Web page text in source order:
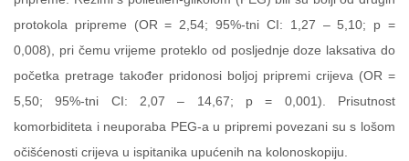
protokola pripreme (OR = 2,54; 95%-tni CI: 1,27 – 5,10; p =
0,008), pri čemu vrijeme proteklo od posljednje doze laksativa do
početka pretrage također pridonosi boljoj pripremi crijeva (OR =
5,50; 95%-tni CI: 2,07 – 14,67; p = 0,001). Prisutnost
komorbiditeta i neuporaba PEG-a u pripremi povezani su s lošom
očišćenosti crijeva u ispitanika upućenih na kolonoskopiju.